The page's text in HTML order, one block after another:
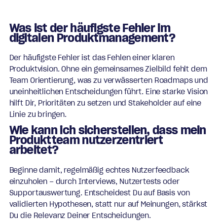
Was ist der häufigste Fehler im
digitalen Produktmanagement?
Der häufigste Fehler ist das Fehlen einer klaren
Produktvision. Ohne ein gemeinsames Zielbild fehlt dem
Team Orientierung, was zu verwässerten Roadmaps und
uneinheitlichen Entscheidungen führt. Eine starke Vision
hilft Dir, Prioritäten zu setzen und Stakeholder auf eine
Linie zu bringen.
Wie kann ich sicherstellen, dass mein
Produktteam nutzerzentriert
arbeitet?
Beginne damit, regelmäßig echtes Nutzerfeedback
einzuholen – durch Interviews, Nutzertests oder
Supportauswertung. Entscheidest Du auf Basis von
validierten Hypothesen, statt nur auf Meinungen, stärkst
Du die Relevanz Deiner Entscheidungen.